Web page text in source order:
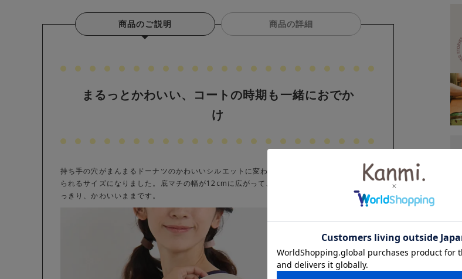
商品のご説明 商品の詳細
まるっとかわいい、コートの時期も一緒におでか
け
持ち手の穴がまんまるドーナツのかわいいシルエットに変わって、コートを着ても肩にかけ
られるサイズになりました。底マチの幅が12cmに広がって、いっぱい入れても見た目はす
っきり、かわいいままです。